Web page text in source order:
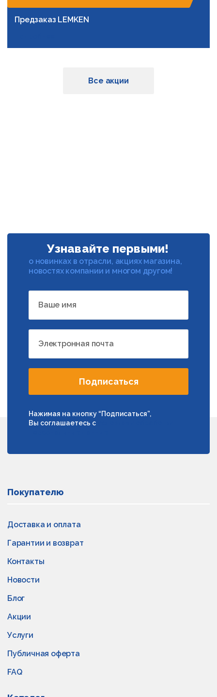
Предзаказ LEMKEN
Все акции
Узнавайте первыми!
о новинках в отрасли, акциях магазина,
новостях компании и многом другом!
Ваше имя
Электронная почта
Подписаться
Нажимая на кнопку “Подписаться”,
Вы соглашаетесь с
Покупателю
Доставка и оплата
Гарантии и возврат
Контакты
Новости
Блог
Акции
Услуги
Публичная оферта
FAQ